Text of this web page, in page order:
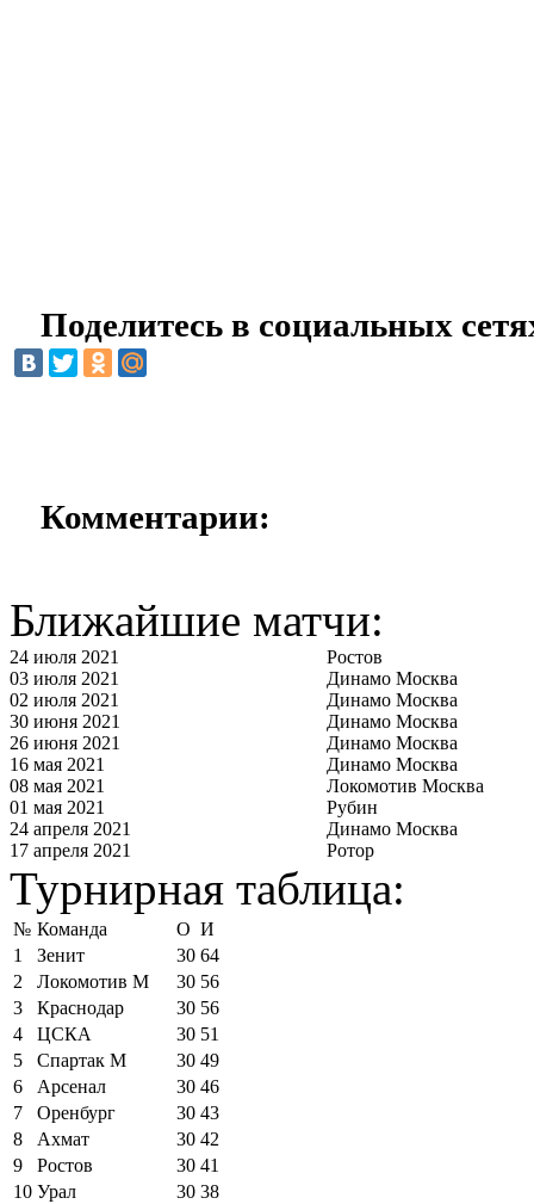
Поделитесь в социальных
Комментарии:
Ближайшие матчи:
24 июля 2021
Ростов
03 июля 2021
Динамо Москва
02 июля 2021
Динамо Москва
30 июня 2021
Динамо Москва
26 июня 2021
Динамо Москва
16 мая 2021
Динамо Москва
08 мая 2021
Локомотив Москва
01 мая 2021
Рубин
24 апреля 2021
Динамо Москва
17 апреля 2021
Ротор
Турнирная таблица:
№ Команда О И
1
Зенит 30 64
2
Локомотив М 30 56
3
Краснодар 30 56
4
ЦСКА 30 51
5
Спартак М 30 49
6
Арсенал 30 46
7
Оренбург 30 43
8
Ахмат 30 42
9
Ростов 30 41
10 Урал 30 38